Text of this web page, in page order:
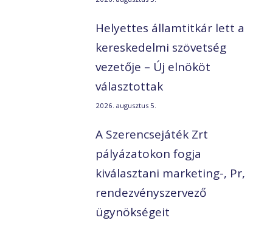
Helyettes államtitkár lett a
kereskedelmi szövetség
vezetője – Új elnököt
választottak
2026. augusztus 5.
A Szerencsejáték Zrt
pályázatokon fogja
kiválasztani marketing-, Pr,
rendezvényszervező
ügynökségeit